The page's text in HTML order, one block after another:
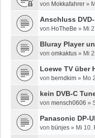
von Mokkafahrer »
Anschluss
von HoTheBe » Mi
Bluray Player
von omkaktus » Mi
Loewe TV über
von berndkim » Mo
kein DVB-C
von mensch0606 »
Panasonic DP-
von bünjes » Mi 10.